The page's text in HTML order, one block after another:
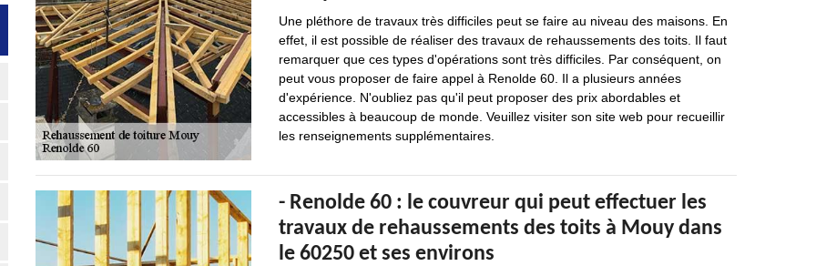
Une pléthore de travaux très difficiles peut se faire au niveau des maisons. En
effet, il est possible de réaliser des travaux de rehaussements des toits. Il faut
remarquer que ces types d'opérations sont très difficiles. Par conséquent, on
peut vous proposer de faire appel à Renolde 60. Il a plusieurs années
d'expérience. N'oubliez pas qu'il peut proposer des prix abordables et
accessibles à beaucoup de monde. Veuillez visiter son site web pour recueillir
les renseignements supplémentaires.
- Renolde 60 : le couvreur qui peut effectuer les
travaux de rehaussements des toits à Mouy dans
le 60250 et ses environs